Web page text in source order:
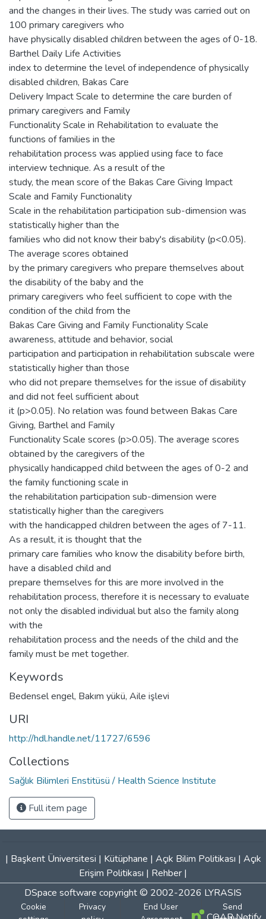
and the changes in their lives. The study was carried out on
100 primary caregivers who
have physically disabled children between the ages of 0-18.
Barthel Daily Life Activities
index to determine the level of independence of physically
disabled children, Bakas Care
Delivery Impact Scale to determine the care burden of
primary caregivers and Family
Functionality Scale in Rehabilitation to evaluate the
functions of families in the
rehabilitation process was applied using face to face
interview technique. As a result of the
study, the mean score of the Bakas Care Giving Impact
Scale and Family Functionality
Scale in the rehabilitation participation sub-dimension was
statistically higher than the
families who did not know their baby's disability (p<0.05).
The average scores obtained
by the primary caregivers who prepare themselves about
the disability of the baby and the
primary caregivers who feel sufficient to cope with the
condition of the child from the
Bakas Care Giving and Family Functionality Scale
awareness, attitude and behavior, social
participation and participation in rehabilitation subscale were
statistically higher than those
who did not prepare themselves for the issue of disability
and did not feel sufficient about
it (p>0.05). No relation was found between Bakas Care
Giving, Barthel and Family
Functionality Scale scores (p>0.05). The average scores
obtained by the caregivers of the
physically handicapped child between the ages of 0-2 and
the family functioning scale in
the rehabilitation participation sub-dimension were
statistically higher than the caregivers
with the handicapped children between the ages of 7-11.
As a result, it is thought that the
primary care families who know the disability before birth,
have a disabled child and
prepare themselves for this are more involved in the
rehabilitation process, therefore it is necessary to evaluate
not only the disabled individual but also the family along
with the
rehabilitation process and the needs of the child and the
family must be met together.
Keywords
Bedensel engel, Bakım yükü, Aile işlevi
URI
http://hdl.handle.net/11727/6596
Collections
Sağlık Bilimleri Enstitüsü / Health Science Institute
Full item page
| Başkent Üniversitesi | Kütüphane | Açık Bilim Politikası | Açık
Erişim Politikası | Rehber |
DSpace software copyright © 2002-2026 LYRASIS
Cookie
Privacy
End User
Send